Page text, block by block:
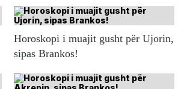
Horoskopi i muajit gusht për Ujorin,
sipas Brankos!